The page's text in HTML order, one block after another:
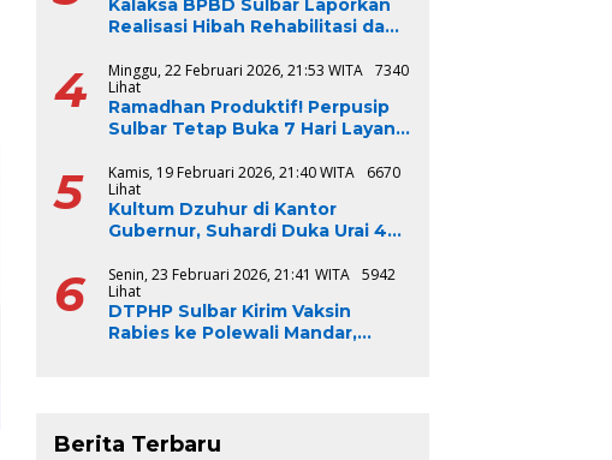
Kalaksa BPBD Sulbar Laporkan
Realisasi Hibah Rehabilitasi dan
2024-2025, Capai 100 Persen
4 Minggu, 22 Februari 2026, 21:53 WITA
7340
Lihat
Ramadhan Produktif! Perpusip
Sulbar Tetap Buka 7 Hari Layani
5 Kamis, 19 Februari 2026, 21:40 WITA
6670
Lihat
Kultum Dzuhur di Kantor
Gubernur, Suhardi Duka Urai 4
6 Senin, 23 Februari 2026, 21:41 WITA
5942
Lihat
DTPHP Sulbar Kirim Vaksin
Rabies ke Polewali Mandar,
Berita Terbaru